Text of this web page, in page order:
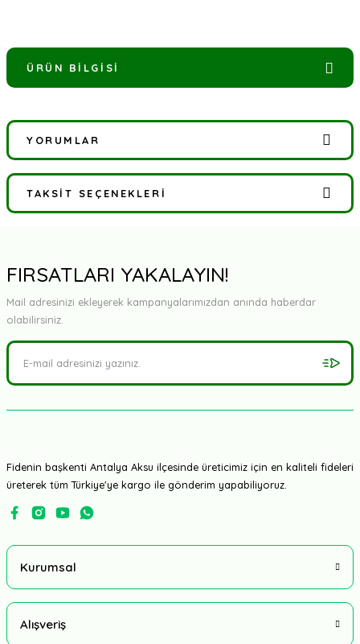
ÜRÜN BILGISI
YORUMLAR
Bu ürüne ilk yorumu siz yapın!
TAKSIT SEÇENEKLERI
FIRSATLARI YAKALAYIN!
Mail adresinizi ekleyerek kampanyalarımızdan anında haberdar
olabilirsiniz.
Fidenin başkenti Antalya Aksu ilçesinde üreticimiz için en kaliteli fideleri
üreterek tüm Türkiye'ye kargo ile gönderim yapabiliyoruz.
Kurumsal
Alışveriş